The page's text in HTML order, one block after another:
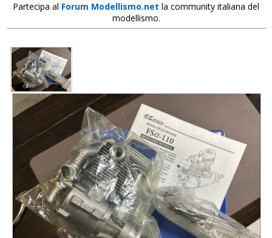
Partecipa al Forum Modellismo.net la community italiana del
modellismo.